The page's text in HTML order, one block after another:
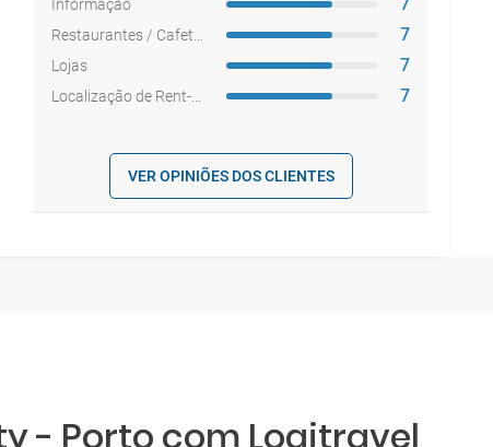
Informação
7
Lojas 7
7
VER OPINIÕES DOS CLIENTES
- Porto com Logitravel